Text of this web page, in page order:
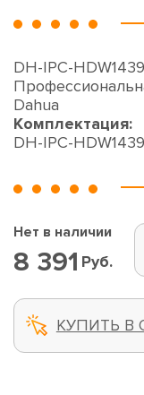
DH-IPC-
Dahua
Комплектация:
DH-IPC-
Нет в наличии
8 391 Руб.
КУПИТЬ В